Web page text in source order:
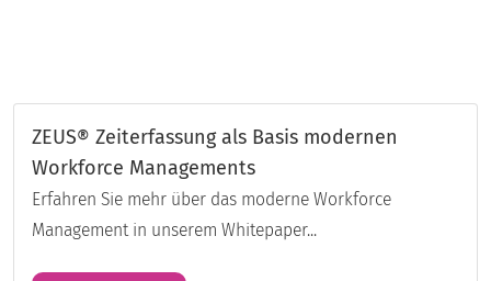
ZEUS® Zeiterfassung als Basis modernen
Workforce Managements
Erfahren Sie mehr über das moderne Workforce
Management in unserem Whitepaper...